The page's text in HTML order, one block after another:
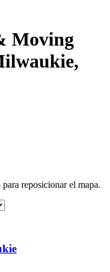
Moving
reposicionar el mapa.